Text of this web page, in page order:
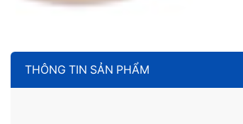
THÔNG TIN SẢN PHẨM